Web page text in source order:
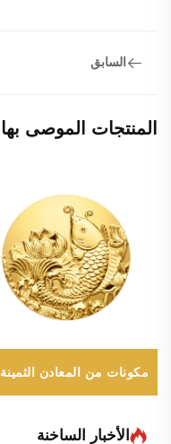
السابق
المنتجات الموصى بها
مكونات من المعادن الثمينة
الأخبار الساخنة